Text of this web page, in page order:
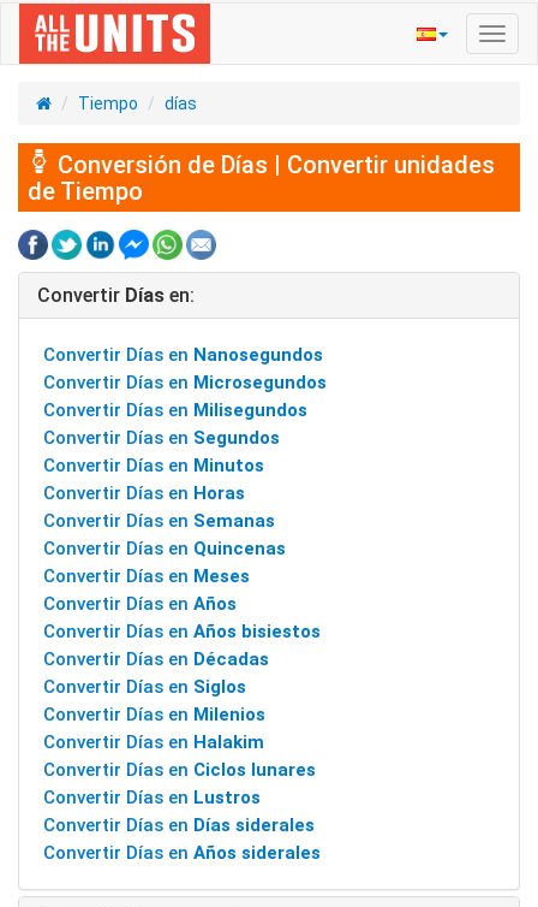
Tiempo días
Conversión de Días | Convertir unidades
de Tiempo
Convertir Días en:
Convertir Días en Nanosegundos
Convertir Días en Microsegundos
Convertir Días en Milisegundos
Convertir Días en Segundos
Convertir Días en Minutos
Convertir Días en Horas
Convertir Días en Semanas
Convertir Días en Quincenas
Convertir Días en Meses
Convertir Días en Años
Convertir Días en Años bisiestos
Convertir Días en Décadas
Convertir Días en Siglos
Convertir Días en Milenios
Convertir Días en Halakim
Convertir Días en Ciclos lunares
Convertir Días en Lustros
Convertir Días en Días siderales
Convertir Días en Años siderales